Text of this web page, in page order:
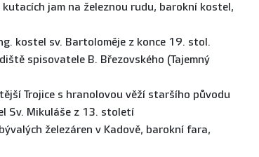
jam na železnou rudu, barokní kostel,
kostel sv. Bartoloměje z konce 19. stol.
spisovatele B. Březovského (Tajemný
Trojice s hranolovou věží staršího původu
Sv. Mikuláše z 13. století
železáren v Kadově, barokní fara,